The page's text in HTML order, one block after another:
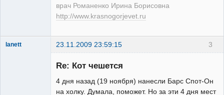
врач Романенко Ирина Борисовна
http://www.krasnogorjevet.ru
3
lanett 23.11.2009 23:59:15
Зарегистрированный
Re: Кот чешется
4 дня назад (19 ноября) нанесли Барс Спот-Он
на холку. Думала, поможет. Но за эти 4 дня мест